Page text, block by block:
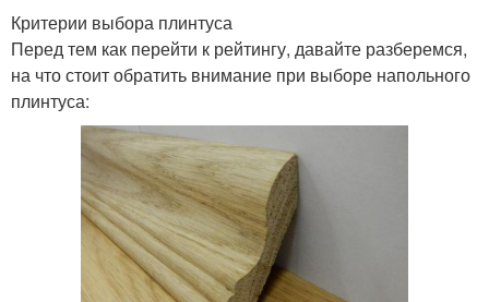
Критерии выбора плинтуса
Перед тем как перейти к рейтингу, давайте разберемся,
на что стоит обратить внимание при выборе напольного
плинтуса: